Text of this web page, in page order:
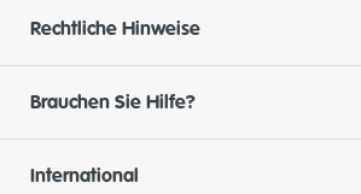
Rechtliche Hinweise
Brauchen Sie Hilfe?
International